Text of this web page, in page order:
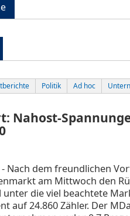
Politik Ad hoc
Nahost-
- Nach dem freundlichen
am Mittwoch den
unter die viel beachtete
auf 24.860 Zähler. Der